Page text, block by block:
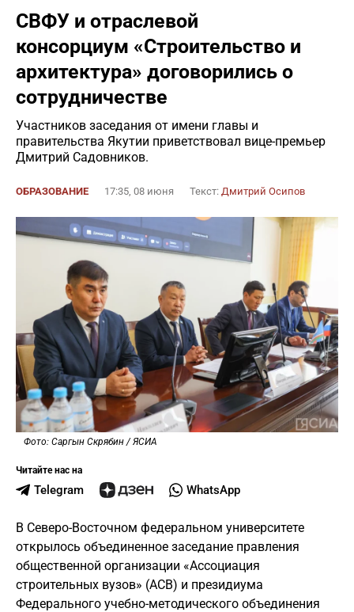
СВФУ и отраслевой
консорциум «Строительство и
архитектура» договорились о
сотрудничестве
Участников заседания от имени главы и
правительства Якутии приветствовал вице-премьер
Дмитрий Садовников.
ОБРАЗОВАНИЕ 17:35, 08 июня Текст: Дмитрий Осипов
Фото: Саргын Скрябин / ЯСИА
Читайте нас на
Telegram WhatsApp
В Северо-Восточном федеральном университете
открылось объединенное заседание правления
общественной организации «Ассоциация
строительных вузов» (АСВ) и президиума
Федерального учебно-методического объединения